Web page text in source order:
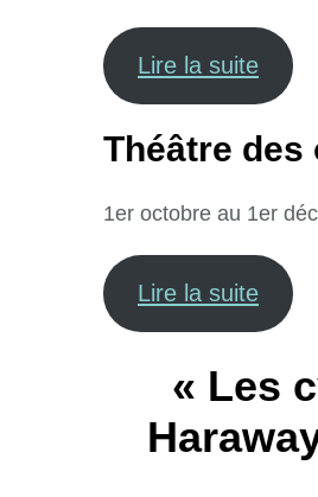
Lire la suite
Théâtre des
1er octobre au 1er
Lire la suite
« Les